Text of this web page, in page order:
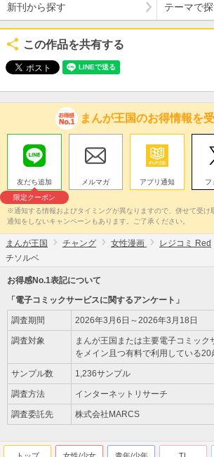
新刊から探す テーマで
この作品を共有する
まんが王国のお得情報を
友だち追加
限定クーポン
メルマガ アプリ通知 フ
※通知する情報およびタイミングが異なりますので、併せて受
通知をしないキャンペーンもあります。ご了承ください。
まんが王国 チャング 女性漫画 レジコミ Red
チソルベ
お得感No.1表記について
「電子コミックサービスに関するアンケート」
調査期間 2026年3月6日～2026年3月18日
調査対象
まんが王国または主要電子コミック
をメイン且つ有料で利用している
サンプル数 1,236サンプル
調査方法 インターネットリサーチ
調査委託先 株式会社MARCS
トップ 女性/少女 青年/少年 TL